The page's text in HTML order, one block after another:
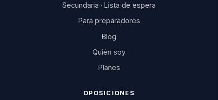
Secundaria · Lista de espera
Para preparadores
Blog
Quién soy
Planes
OPOSICIONES